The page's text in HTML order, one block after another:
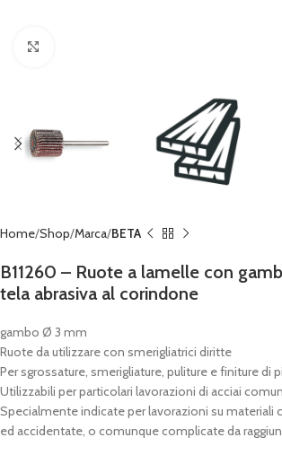
Home Shop Marca BETA
B11260 – Ruote a lamelle con
tela abrasiva al corindone
gambo Ø 3 mm
Ruote da utilizzare con smerigliatrici diritte
Per sgrossature, smerigliature, puliture e finiture di
Utilizzabili per particolari lavorazioni di acciai
Specialmente indicate per lavorazioni su materiali
ed accidentate, o comunque complicate da